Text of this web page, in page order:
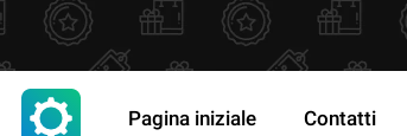
Pagina iniziale Contatti